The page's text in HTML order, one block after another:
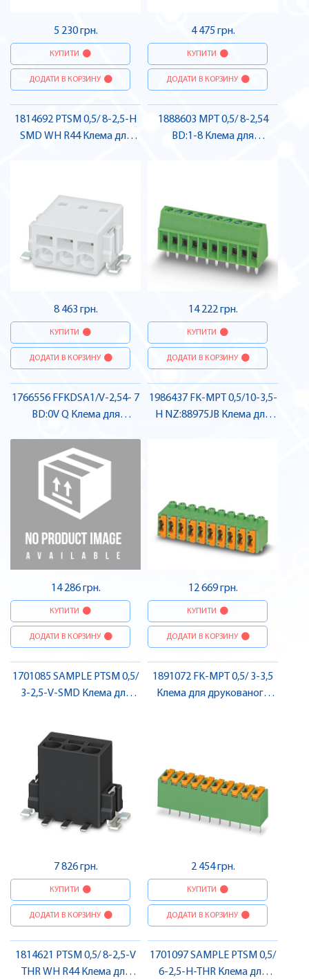
5 230 грн.
КУПИТИ
ДОДАТИ В КОРЗИНУ
4 475 грн.
КУПИТИ
ДОДАТИ В КОРЗИНУ
1814692 PTSM 0,5/ 8-2,5-H
SMD WH R44 Клема для
8 463 грн.
КУПИТИ
ДОДАТИ В КОРЗИНУ
1888603 MPT 0,5/ 8-2,54
BD:1-8 Клема для
14 222 грн.
КУПИТИ
ДОДАТИ В КОРЗИНУ
1766556 FFKDSA1/V-2,54- 7
BD:0V Q Клема для
Pheonix Contact
14 286 грн.
КУПИТИ
ДОДАТИ В КОРЗИНУ
1986437 FK-MPT 0,5/10-3,5-
H NZ:88975JB Клема для
12 669 грн.
КУПИТИ
ДОДАТИ В КОРЗИНУ
1701085 SAMPLE PTSM 0,5/
3-2,5-V-SMD Клема для
7 826 грн.
КУПИТИ
ДОДАТИ В КОРЗИНУ
1891072 FK-MPT 0,5/ 3-3,5
Клема для друкованого
2 454 грн.
КУПИТИ
ДОДАТИ В КОРЗИНУ
1814621 PTSM 0,5/ 8-2,5-V
THR WH R44 Клема для
1701097 SAMPLE PTSM 0,5/
6-2,5-H-THR Клема для